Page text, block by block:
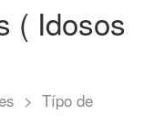
( Idosos
> Típo de